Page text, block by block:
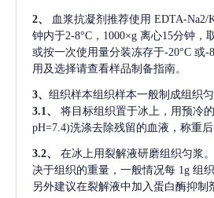
2、 血浆抗凝剂推荐使用 EDTA-Na2/
钟内于2-8°C，1000×g 离心15分钟，
或按一次使用量分装冻存于-20°C 或-
用及选择请查看样品制备指南。
3、 组织样本组织样本一般制成组织
3.1、
将目标组织置于冰上，用预冷的
pH=7.4)洗涤去除残留的血液，称重后
3.2、
在冰上用裂解液研磨组织匀浆
决于组织的重量，一般情况每 1g 组
另外建议在裂解液中加入蛋白酶抑制